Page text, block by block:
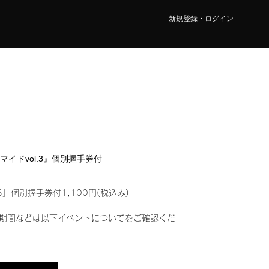
新規登録・ログイン
イドvol.3』個別握手券付
』個別握手券付1,100円(税込み)
間などは以下イベントについてをご確認くだ